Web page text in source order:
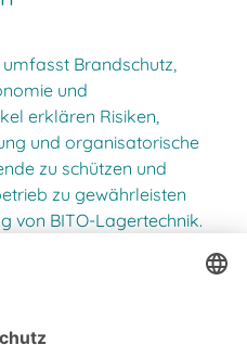
Brandschutz,
und
erklären Risiken,
und organisatorische
zu schützen und
zu gewährleisten
von BITO-Lagertechnik.